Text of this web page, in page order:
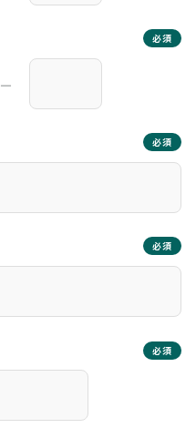
必須
―
必須
必須
必須